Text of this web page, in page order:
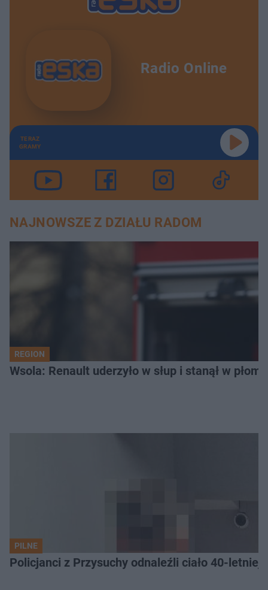
Radio Online
TERAZ
GRAMY
NAJNOWSZE Z DZIAŁU RADOM
REGION
Wsola: Renault uderzyło w słup i stanął w
PILNE
Policjanci z Przysuchy odnaleźli ciało 40-letniej